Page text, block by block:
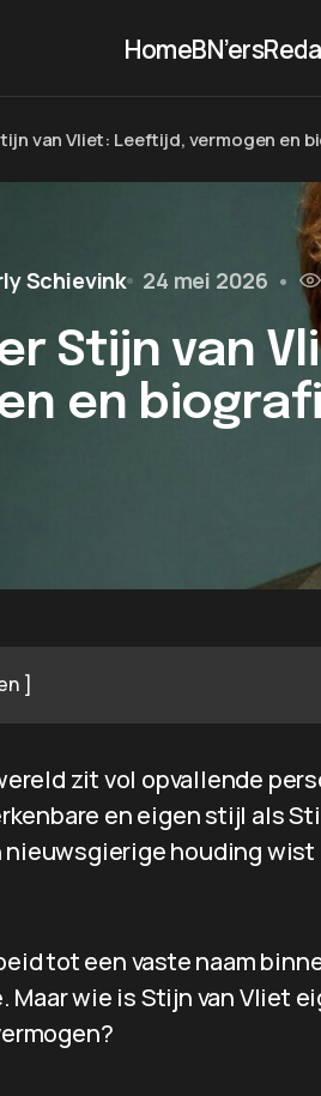
HomeBN’ers
van Vliet: Leeftijd, vermogen en
Schievink 24 mei 2026 •
Stijn van
en
zit vol opvallende
en eigen stijl als
nieuwsgierige houding
tot een vaste naam
wie is Stijn van Vliet